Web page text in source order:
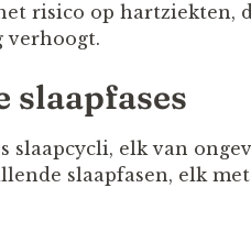
risico op hartziekten,
verhoogt.
slaapfases
slaapcycli, elk van
slaapfasen, elk